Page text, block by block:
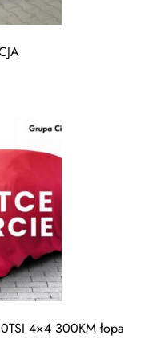
4×4 300KM łopa